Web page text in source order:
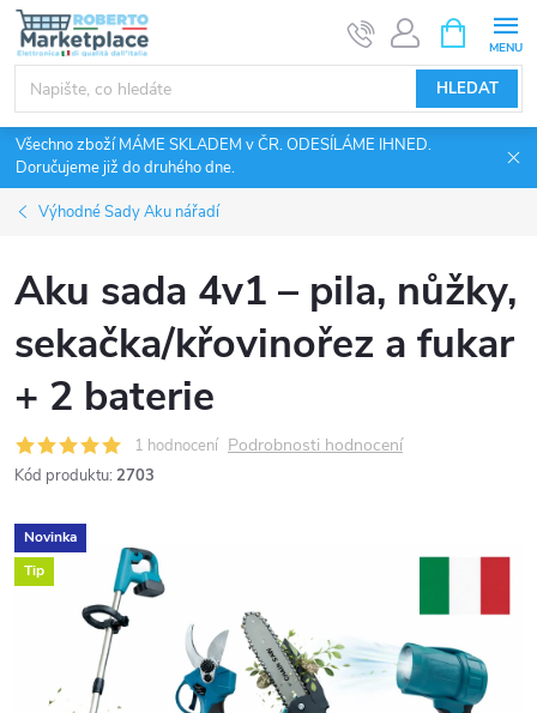
Přejít
obsah
HLEDAT
NÁKUPNÍ
KOŠÍK
Všechno zboží MÁME SKLADEM v ČR. ODESÍLÁME IHNED.
Doručujeme již do druhého dne.
Výhodné Sady Aku nářadí
Aku sada 4v1 – pila, nůžky,
sekačka/křovinořez a fukar
+ 2 baterie
1 hodnocení Podrobnosti hodnocení
Kód produktu: 2703
Novinka
Tip